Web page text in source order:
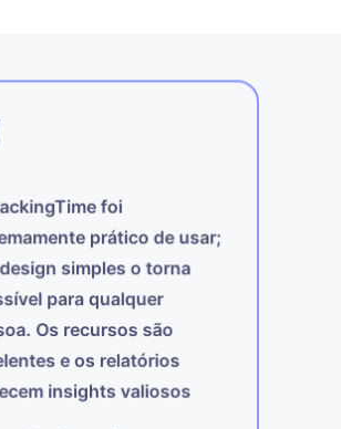
foi
prático de usar;
simples o torna
para qualquer
Os recursos são
e os relatórios
insights valiosos